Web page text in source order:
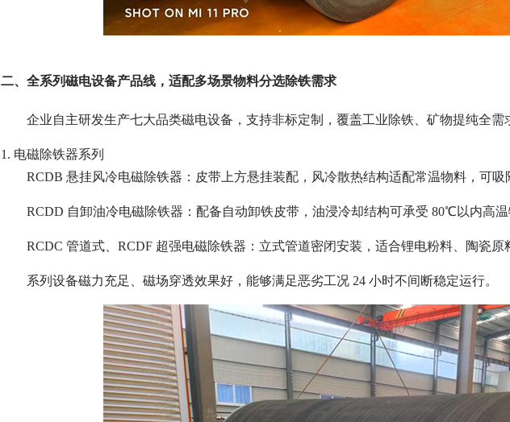
二、全系列磁电设备产品线，适配多场景物料分选除铁需求
企业自主研发生产七大品类磁电设备，支持非标定制，覆盖工业除铁、矿物提纯全需
1. 电磁除铁器系列
RCDB 悬挂风冷电磁除铁器：皮带上方悬挂装配，风冷散热结构适配常温物料，可
RCDD 自卸油冷电磁除铁器：配备自动卸铁皮带，油浸冷却结构可承受 80℃以内高
RCDC 管道式、RCDF 超强电磁除铁器：立式管道密闭安装，适合锂电粉料、陶瓷原
系列设备磁力充足、磁场穿透效果好，能够满足恶劣工况 24 小时不间断稳定运行。